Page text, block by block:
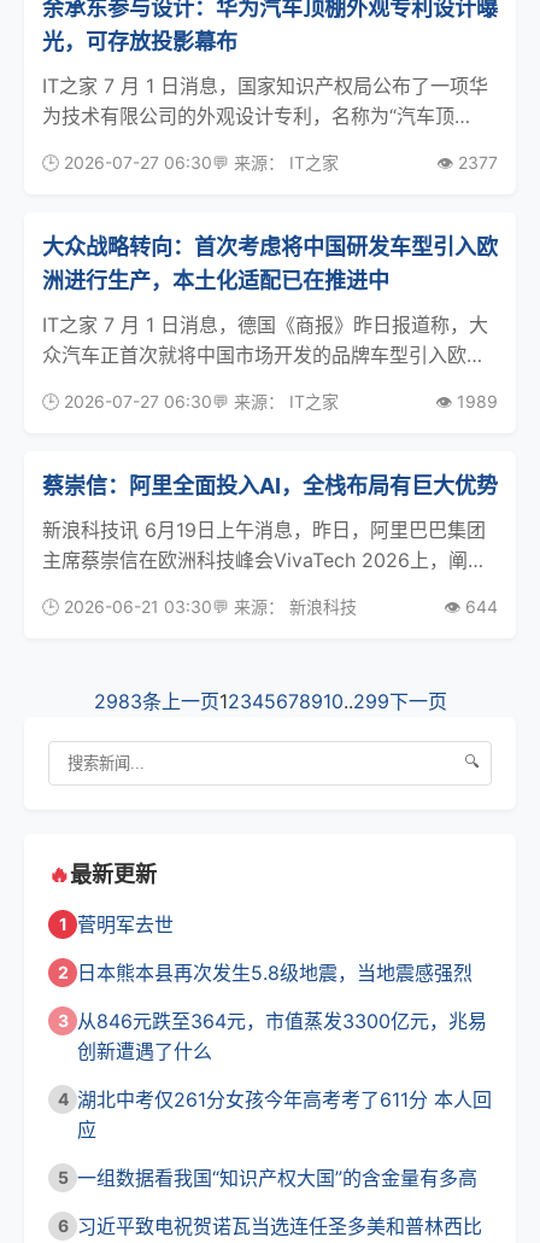
余承东参与设计：华为汽车顶棚外观专利设计曝
光，可存放投影幕布
IT之家 7 月 1 日消息，国家知识产权局公布了一项华
为技术有限公司的外观设计专利，名称为“汽车顶
显示，该汽车顶棚的设计人包括余承东、伍国平、杨
🕒 2026-07-27 06:30💬 来源： IT之家 👁️ 2377
大众战略转向：首次考虑将中国研发车型引入欧
洲进行生产，本土化适配已在推进中
IT之家 7 月 1 日消息，德国《商报》昨日报道称，大
众汽车正首次就将中国市场开发的品牌车型引入欧洲
车，还涵盖未来在欧洲生产整车或零部件的可能性。
🕒 2026-07-27 06:30💬 来源： IT之家 👁️ 1989
蔡崇信：阿里全面投入AI，全栈布局有巨大优势
新浪科技讯 6月19日上午消息，昨日，阿里巴巴集团
主席蔡崇信在欧洲科技峰会VivaTech 2026上，阐述
提出，AI的总潜在市场规模（TAM）应当对标人类生
🕒 2026-06-21 03:30💬 来源： 新浪科技 👁️ 644
2983条上一页12345678910..299下一页
🔍
🔥最新更新
1 菅明军去世
2 日本熊本县再次发生5.8级地震，当地震感强烈
3 从846元跌至364元，市值蒸发3300亿元，兆易
创新遭遇了什么
4 湖北中考仅261分女孩今年高考考了611分 本人回
应
5 一组数据看我国“知识产权大国”的含金量有多高
6 习近平致电祝贺诺瓦当选连任圣多美和普林西比